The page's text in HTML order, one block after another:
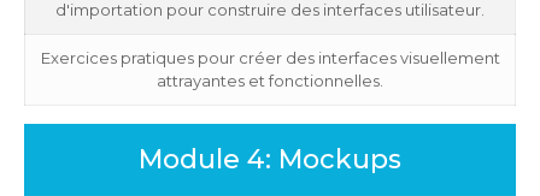
d'importation pour construire des interfaces utilisateur.
Exercices pratiques pour créer des interfaces visuellement
attrayantes et fonctionnelles.
Module 4: Mockups